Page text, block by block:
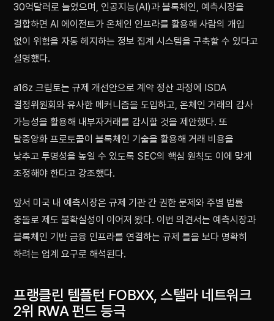
30억달러로 늘었으며, 인공지능(AI)과 블록체인, 예측시장을
결합하면 AI 에이전트가 온체인 인프라를 활용해 사람의 개입
없이 위험을 자동 헤지하는 정보 집계 시스템을 구축할 수 있다고
설명했다.
a16z 크립토는 규제 개선안으로 계약 정산 과정에 ISDA
결정위원회와 유사한 메커니즘을 도입하고, 온체인 거래의 감사
가능성을 활용해 내부자거래를 감시할 것을 제안했다. 또
탈중앙화 프로토콜이 블록체인 기술을 활용해 거래 비용을
낮추고 투명성을 높일 수 있도록 SEC의 핵심 원칙도 이에 맞게
조정해야 한다고 강조했다.
앞서 미국 내 예측시장은 규제 기관 간 권한 문제와 주별 법률
충돌로 제도 불확실성이 이어져 왔다. 이번 의견서는 예측시장과
블록체인 기반 금융 인프라를 연결하는 규제 틀을 보다 명확히
하려는 업계 요구로 해석된다.
프랭클린 템플턴 FOBXX, 스텔라 네트워크
2위 RWA 펀드 등극